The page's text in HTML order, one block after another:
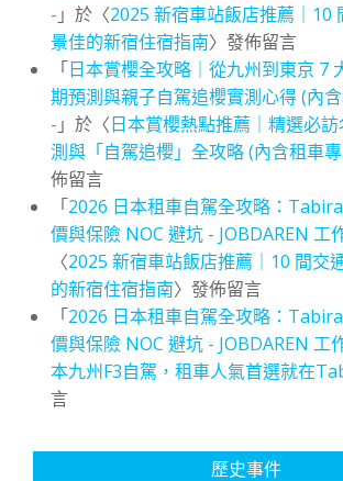
- 」於〈2025 新宿車站飯店推薦｜10
景佳的新宿住宿指南〉發佈留言
「日本賞櫻全攻略｜從九州到東京 7
期預測與親子自駕追櫻實測心得 (內
- 」於〈日本賞櫻熱點推薦｜精選必
測與「自駕追櫻」全攻略 (內含租車
佈留言
「2026 日本租車自駕全攻略：
價與保險 NOC 避坑 - JOBDAREN 工
〈2025 新宿車站飯店推薦｜10 間交
的新宿住宿指南〉發佈留言
「2026 日本租車自駕全攻略：
價與保險 NOC 避坑 - JOBDAREN 工
本九州F3自駕，租車人氣首選就在
言
歷史事件